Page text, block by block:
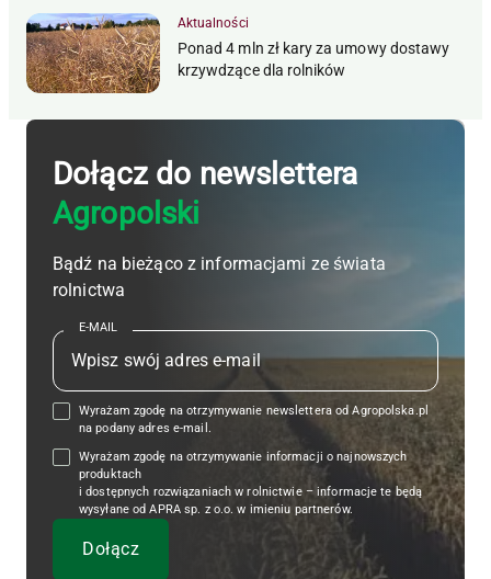
Aktualności
Ponad 4 mln zł kary za umowy dostawy
krzywdzące dla rolników
Dołącz do newslettera
Agropolski
Bądź na bieżąco z informacjami ze świata
rolnictwa
E-MAIL
Wyrażam zgodę na otrzymywanie newslettera od Agropolska.pl
na podany adres e-mail.
Wyrażam zgodę na otrzymywanie informacji o najnowszych
produktach
i dostępnych rozwiązaniach w rolnictwie – informacje te będą
wysyłane od APRA sp. z o.o. w imieniu partnerów.